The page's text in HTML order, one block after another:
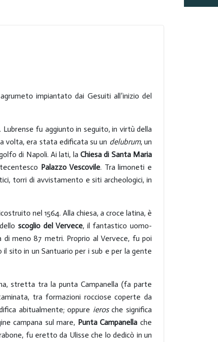
impiantato dai Gesuiti all’inizio del
Lubrense fu aggiunto in seguito, in virtù della
volta, era stata edificata su un delubrum, un
di Napoli. Ai lati, laChiesa di Santa Maria
Palazzo Vescovile. Tra limoneti e
torri di avvistamento e siti archeologici, in
nel 1564. Alla chiesa, a croce latina, è
scoglio del Vervece, il fantastico uomo-
di meno 87 metri. Proprio al Vervece, fu poi
sito in un Santuario per i sub e per la gente
stretta tra la punta Campanella (fa parte
tra formazioni rocciose coperte da
abitualmente; oppure ierosche significa
campana sul mare, Punta Campanella che
fu eretto da Ulisse che lo dedicò in un